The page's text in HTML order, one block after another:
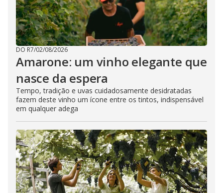
DO R7/02/08/2026
Amarone: um vinho elegante que
nasce da espera
Tempo, tradição e uvas cuidadosamente desidratadas
fazem deste vinho um ícone entre os tintos, indispensável
em qualquer adega